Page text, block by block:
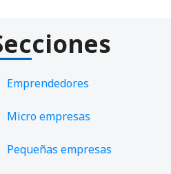
Emprendedores
Micro empresas
Pequeñas empresas